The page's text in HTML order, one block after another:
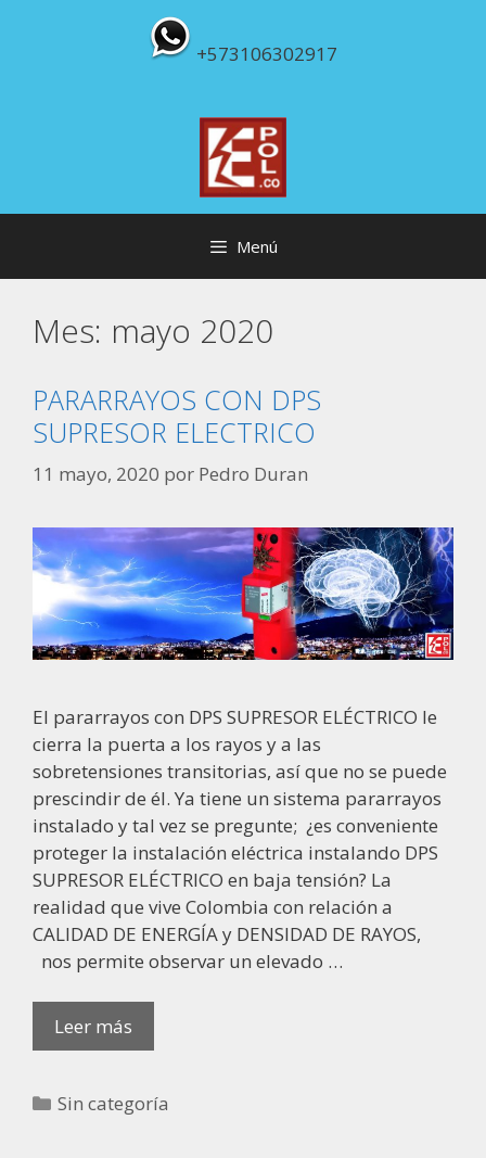
+573106302917
Menú
Mes: mayo 2020
PARARRAYOS CON DPS
SUPRESOR ELECTRICO
11 mayo, 2020 por Pedro Duran
El pararrayos con DPS SUPRESOR ELÉCTRICO le
cierra la puerta a los rayos y a las
sobretensiones transitorias, así que no se puede
prescindir de él. Ya tiene un sistema pararrayos
instalado y tal vez se pregunte; ¿es conveniente
proteger la instalación eléctrica instalando DPS
SUPRESOR ELÉCTRICO en baja tensión? La
realidad que vive Colombia con relación a
CALIDAD DE ENERGÍA y DENSIDAD DE RAYOS,
nos permite observar un elevado …
Leer más
CON
SUPRESOR
Categorías
Sin categoría